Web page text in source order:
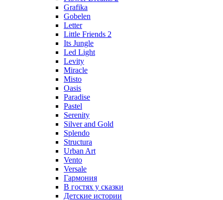
Grafika
Gobelen
Letter
Little Friends 2
Its Jungle
Led Light
Levity
Miracle
Misto
Oasis
Paradise
Pastel
Serenity
Silver and Gold
Splendo
Structura
Urban Art
Vento
Versale
Гармония
В гостях у сказки
Детские истории